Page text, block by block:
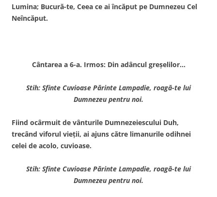
Lumina; Bucură-te, Ceea ce ai încăput pe Dumnezeu Cel
Neîncăput.
Cântarea a 6-a. Irmos: Din adâncul greşelilor…
Stih: Sfinte Cuvioase Părinte Lampadie, roagă-te lui
Dumnezeu pentru noi.
Fiind ocârmuit de vânturile Dumnezeiescului Duh,
trecând viforul vieţii, ai ajuns către limanurile odihnei
celei de acolo, cuvioase.
Stih: Sfinte Cuvioase Părinte Lampadie, roagă-te lui
Dumnezeu pentru noi.